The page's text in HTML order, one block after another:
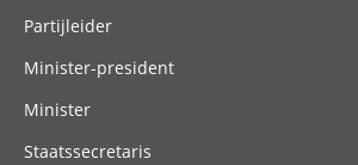
Partijleider
Minister-president
Minister
Staatssecretaris